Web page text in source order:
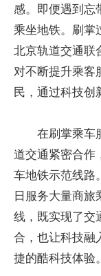
感。即便遇到忘
乘坐地铁。刷掌
北京轨道交通联
对不断提升乘客
民，通过科技创
在刷掌乘车
道交通紧密合作
车地铁示范线路
日服务大量商
线，既实现了交
合，也让科技融
捷的酷科技体验。